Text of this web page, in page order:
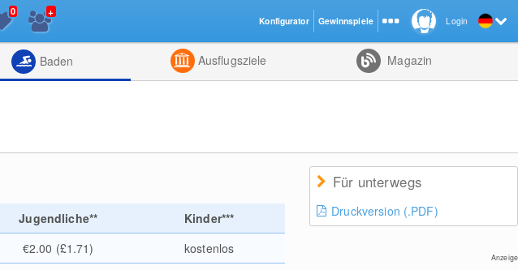
Listenansicht
Kombiniert
0 +
Baden Ausflugsziele Magazin
Jugendliche**
Kinder***
€2.00 (£1.71) kostenlos
Für unterwegs
Druckversion (.PDF)
Anzeige
Login
Konfigurator Gewinnspiele